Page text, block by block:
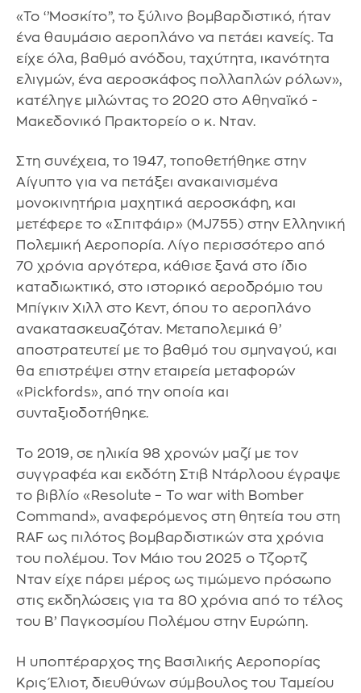
«Το ‘’Μοσκίτο’’, το ξύλινο βομβαρδιστικό, ήταν
ένα θαυμάσιο αεροπλάνο να πετάει κανείς. Τα
είχε όλα, βαθμό ανόδου, ταχύτητα, ικανότητα
ελιγμών, ένα αεροσκάφος πολλαπλών ρόλων»,
κατέληγε μιλώντας το 2020 στο Αθηναϊκό -
Μακεδονικό Πρακτορείο ο κ. Νταν.
Στη συνέχεια, το 1947, τοποθετήθηκε στην
Αίγυπτο για να πετάξει ανακαινισμένα
μονοκινητήρια μαχητικά αεροσκάφη, και
μετέφερε το «Σπιτφάιρ» (MJ755) στην Ελληνική
Πολεμική Αεροπορία. Λίγο περισσότερο από
70 χρόνια αργότερα, κάθισε ξανά στο ίδιο
καταδιωκτικό, στο ιστορικό αεροδρόμιο του
Μπίγκιν Χιλλ στο Κεντ, όπου το αεροπλάνο
ανακατασκευαζόταν. Μεταπολεμικά θ’
αποστρατευτεί με το βαθμό του σμηναγού, και
θα επιστρέψει στην εταιρεία μεταφορών
«Pickfords», από την οποία και
συνταξιοδοτήθηκε.
Το 2019, σε ηλικία 98 χρονών μαζί με τον
συγγραφέα και εκδότη Στιβ Ντάρλοου έγραψε
το βιβλίο «Resolute – To war with Bomber
Command», αναφερόμενος στη θητεία του στη
RAF ως πιλότος βομβαρδιστικών στα χρόνια
του πολέμου. Τον Μάιο του 2025 ο Τζορτζ
Νταν είχε πάρει μέρος ως τιμώμενο πρόσωπο
στις εκδηλώσεις για τα 80 χρόνια από το τέλος
του Β’ Παγκοσμίου Πολέμου στην Ευρώπη.
Η υποπτέραρχος της Βασιλικής Αεροπορίας
Κρις Έλιοτ, διευθύνων σύμβουλος του Ταμείου